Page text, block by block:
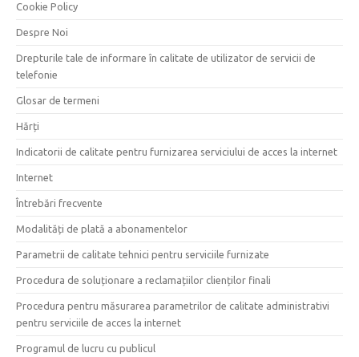
Cookie Policy
Despre Noi
Drepturile tale de informare în calitate de utilizator de servicii de
telefonie
Glosar de termeni
Hărți
Indicatorii de calitate pentru furnizarea serviciului de acces la internet
Internet
Întrebări frecvente
Modalități de plată a abonamentelor
Parametrii de calitate tehnici pentru serviciile furnizate
Procedura de soluționare a reclamațiilor clienților finali
Procedura pentru măsurarea parametrilor de calitate administrativi
pentru serviciile de acces la internet
Programul de lucru cu publicul